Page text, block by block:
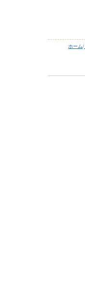
ホーム/